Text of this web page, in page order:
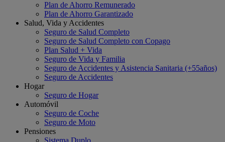
Plan de Ahorro Remunerado
Plan de Ahorro Garantizado
Salud, Vida y Accidentes
Seguro de Salud Completo
Seguro de Salud Completo con Copago
Plan Salud + Vida
Seguro de Vida y Familia
Seguro de Accidentes y Asistencia Sanitaria (+55años)
Seguro de Accidentes
Hogar
Seguro de Hogar
Automóvil
Seguro de Coche
Seguro de Moto
Pensiones
Sistema Duplo